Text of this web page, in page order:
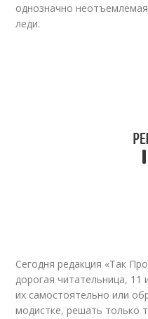
однозначно
леди.
Сегодня редакция «Так
дорогая читательница,
их самостоятельно или
модистке, решать только